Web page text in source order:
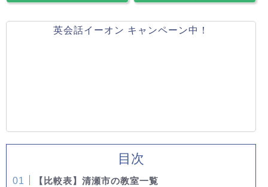
英会話イーオン キャンペーン中！
目次
【比較表】清瀬市の教室一覧